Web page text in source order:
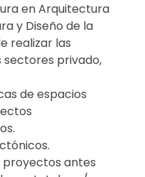
en Arquitectura
y Diseño de la
realizar las
sectores privado,
de espacios
antes